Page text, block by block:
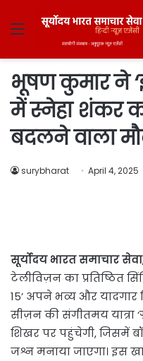
Menu
भूषण कुमार ने
में स्नेहा शंकर
बदलने वाला
surybharat April 4, 2025
सूर्योदय भारत समाचार
टेलीविज़न का प्रतिष्ठित
15’ अपने भव्य और
सीज़न की संगीतमय यात्रा
शिखर पर पहुंचेगी, जिसमें
जश्न मनाया जाएगा। इस